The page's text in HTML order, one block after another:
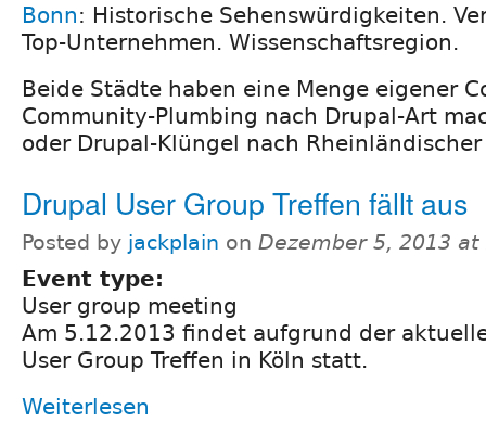
Bonn: Historische Sehenswürdigkeiten.
Top-Unternehmen. Wissenschaftsregion.
Beide Städte haben eine Menge eigener
Community-Plumbing nach Drupal-Art
oder Drupal-Klüngel nach
Drupal User Group Treffen fällt aus
Posted by jackplain on Dezember 5, 2013 at
Event type:
User group meeting
Am 5.12.2013 findet aufgrund der
User Group Treffen in Köln statt.
Weiterlesen